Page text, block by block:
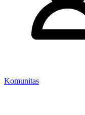
Komunitas